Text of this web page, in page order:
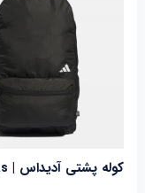
کوله پشتی آدیداس | Adidas